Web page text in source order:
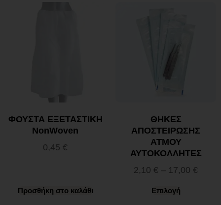
ΦΟΥΣΤΑ ΕΞΕΤΑΣΤΙΚΗ
NonWoven
0,45 €
Προσθήκη στο καλάθι
ΘΗΚΕΣ
ΑΠΟΣΤΕΙΡΩΣΗΣ
ΑΤΜΟΥ
ΑΥΤΟΚΟΛΛΗΤΕΣ
2,10 € – 17,00 €
Επιλογή